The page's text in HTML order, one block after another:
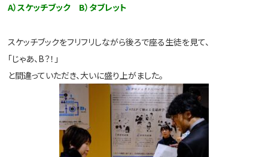
A）スケッチブック B）タブレット
スケッチブックをフリフリしながら後ろで座る生徒を見て、
「じゃあ、B？！」
と間違っていただき、大いに盛り上がました。